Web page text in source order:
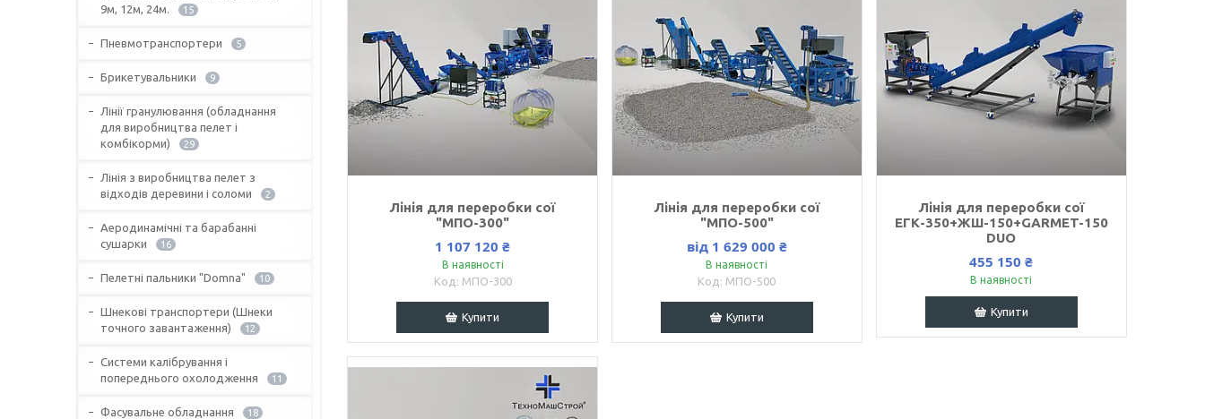
Лінія для переробки сої
"МПО-300"
1 107 120 ₴
В наявності
МПО-300
Купити
Лінія для переробки сої
"МПО-500"
від 1 629 000 ₴
В наявності
МПО-500
Купити
Лінія для переробки сої
ЕГК-350+ЖШ-150+GARMET-150
DUO
455 150 ₴
В наявності
Купити
9м, 12м, 24м.
15
Пневмотранспортери 5
Брикетувальники 9
Лінії гранулювання (обладнання
для виробництва пелет і
комбікорми)
29
Лінія з виробництва пелет з
відходів деревини і соломи
2
Аеродинамічні та барабанні
сушарки
16
Пелетні пальники "Domna" 10
Шнекові транспортери (Шнеки
точного завантаження)
12
Системи калібрування і
попереднього охолодження
11
Фасувальне обладнання 18